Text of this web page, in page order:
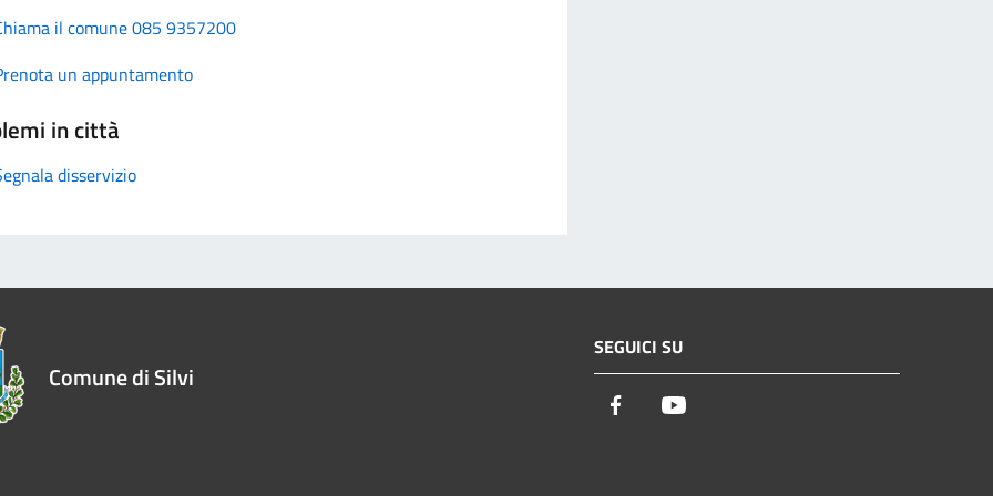
il comune 085 9357200
un appuntamento
in città
disservizio
Comune di Silvi
SEGUICI SU
Facebook